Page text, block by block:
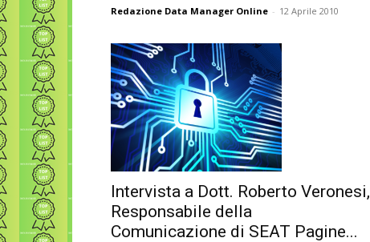
Redazione Data Manager Online - 12 Aprile 2010
Intervista a Dott. Roberto Veronesi,
Responsabile della
Comunicazione di SEAT Pagine...